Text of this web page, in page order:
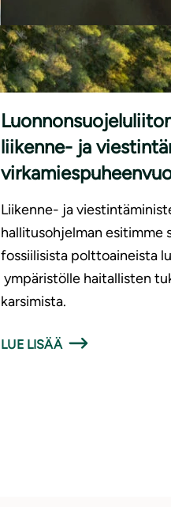
LAUSUNNOT |15.6.2026
liikenne- ja
Liikenne- ja
hallitusohjelman esitimme
fossiilisista polttoaineista
ympäristölle haitallisten
karsimista.
LUE LISÄÄ